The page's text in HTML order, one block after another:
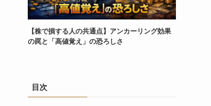
【株で損する人の共通点】アンカーリング効果
の罠と「高値覚え」の恐ろしさ
目次